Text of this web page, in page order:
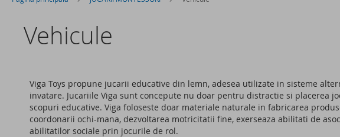
Vehicule
Viga Toys propune jucarii educative din lemn, adesea utilizate in sisteme
invatare. Jucariile Viga sunt concepute nu doar pentru distractie si placerea
scopuri educative. Viga foloseste doar materiale naturale in fabricarea
coordonarii ochi-mana, dezvoltarea motricitatii fine, exerseaza abilitati de
abilitatilor sociale prin jocurile de rol.